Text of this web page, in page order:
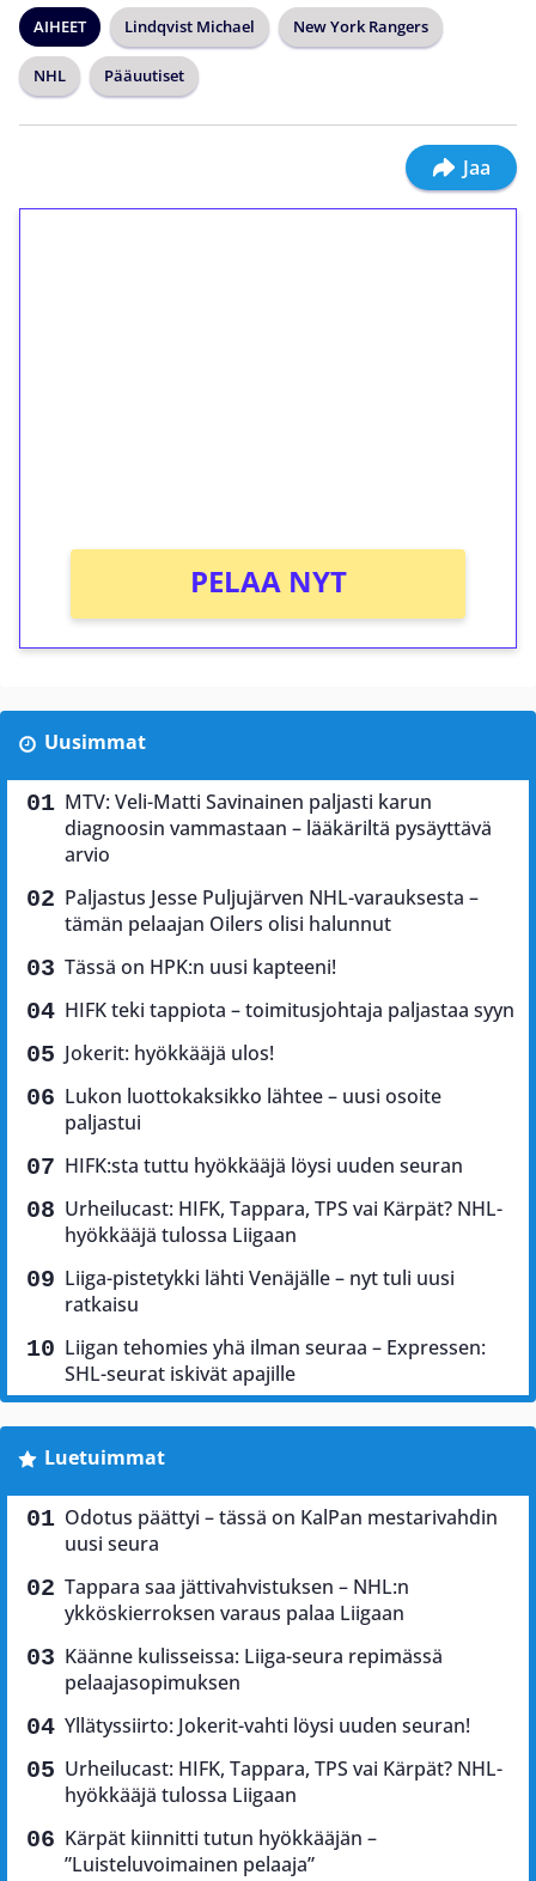
AIHEET Lindqvist Michael New York Rangers
NHL Pääuutiset
Jaa
PELAA NYT
Uusimmat
MTV: Veli-Matti Savinainen paljasti karun
diagnoosin vammastaan – lääkäriltä pysäyttävä
arvio
Paljastus Jesse Puljujärven NHL-varauksesta –
tämän pelaajan Oilers olisi halunnut
Tässä on HPK:n uusi kapteeni!
HIFK teki tappiota – toimitusjohtaja paljastaa syyn
Jokerit: hyökkääjä ulos!
Lukon luottokaksikko lähtee – uusi osoite
paljastui
HIFK:sta tuttu hyökkääjä löysi uuden seuran
Urheilucast: HIFK, Tappara, TPS vai Kärpät? NHL-
hyökkääjä tulossa Liigaan
Liiga-pistetykki lähti Venäjälle – nyt tuli uusi
ratkaisu
Liigan tehomies yhä ilman seuraa – Expressen:
SHL-seurat iskivät apajille
Luetuimmat
Odotus päättyi – tässä on KalPan mestarivahdin
uusi seura
Tappara saa jättivahvistuksen – NHL:n
ykköskierroksen varaus palaa Liigaan
Käänne kulisseissa: Liiga-seura repimässä
pelaajasopimuksen
Yllätyssiirto: Jokerit-vahti löysi uuden seuran!
Urheilucast: HIFK, Tappara, TPS vai Kärpät? NHL-
hyökkääjä tulossa Liigaan
Kärpät kiinnitti tutun hyökkääjän –
”Luisteluvoimainen pelaaja”